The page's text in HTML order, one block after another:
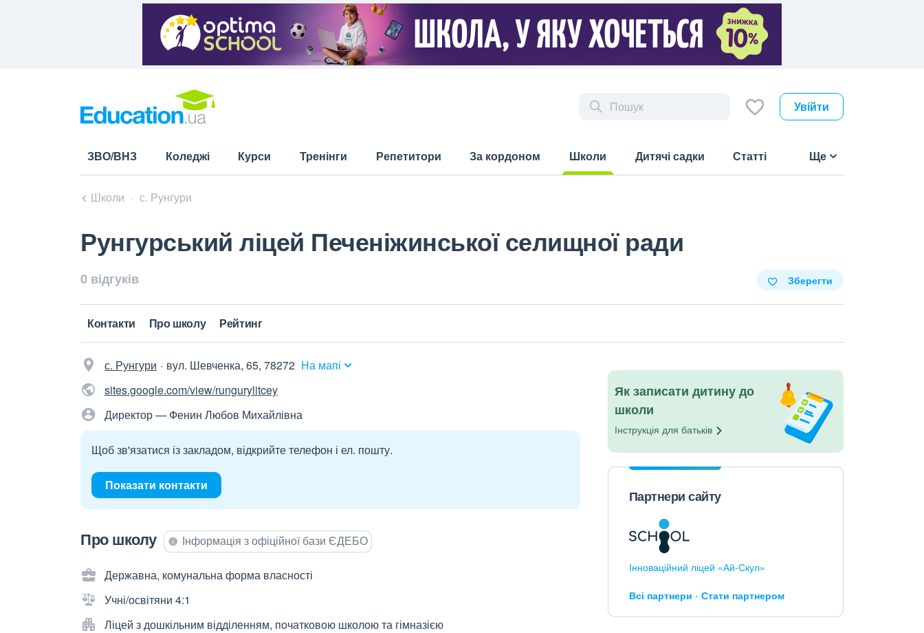
Увійти
ЗВО/ВНЗ Коледжі Курси Тренінги Репетитори За кордоном
Школи
Дитячі садки Статті Ще
Школи с. Рунгури
Рунгурський ліцей Печеніжинської селищної ради
0 відгуків Зберегти
Контакти Про школу Рейтинг
с. Рунгури вул. Шевченка, 65, 78272 На мапі
sites.google.com/view/rungurylitcey
Директор — Фенин Любов Михайлівна
Щоб зв'язатися із закладом, відкрийте телефон і ел. пошту.
Показати контакти
Про школу Інформація з офіційної бази ЄДЕБО
Державна, комунальна форма власності
Учні/освітяни 4:1
Ліцей з дошкільним відділенням, початковою школою та гімназією
Як записати дитину до
школи
Інструкція для батьків
Партнери сайту
Інноваційний ліцей «Ай-Скул»
Всі партнери Стати партнером